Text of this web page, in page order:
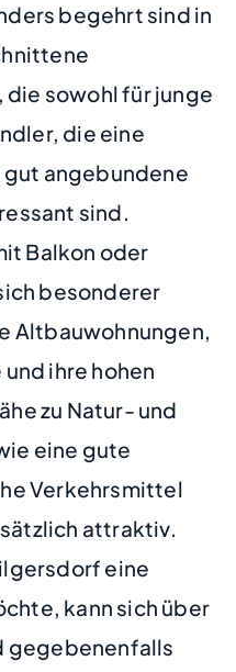
begehrt sind in
sowohl für junge
die eine
angebundene
sind.
Balkon oder
besonderer
Altbauwohnungen,
ihre hohen
zu Natur- und
eine gute
Verkehrsmittel
attraktiv.
eine
kann sich über
gegebenenfalls